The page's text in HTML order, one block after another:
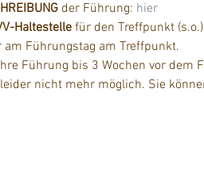
der Führung: hier
Haltestelle für den Treffpunkt
am Führungstag am Treffpunkt.
Führung bis 3 Wochen vor
nicht mehr möglich. Sie